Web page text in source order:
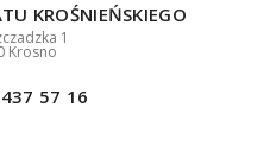
KROŚNIEŃSKIEGO
1
Krosno
57 16